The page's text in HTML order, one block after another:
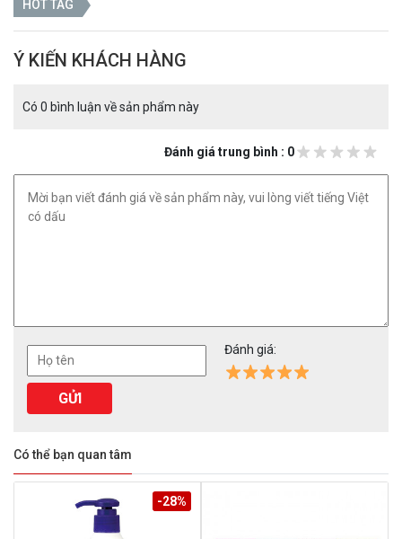
HOT TAG
Ý KIẾN KHÁCH HÀNG
Có 0 bình luận về sản phẩm này
Đánh giá trung bình : 0
Đánh giá:
Có thể bạn quan tâm
-28%